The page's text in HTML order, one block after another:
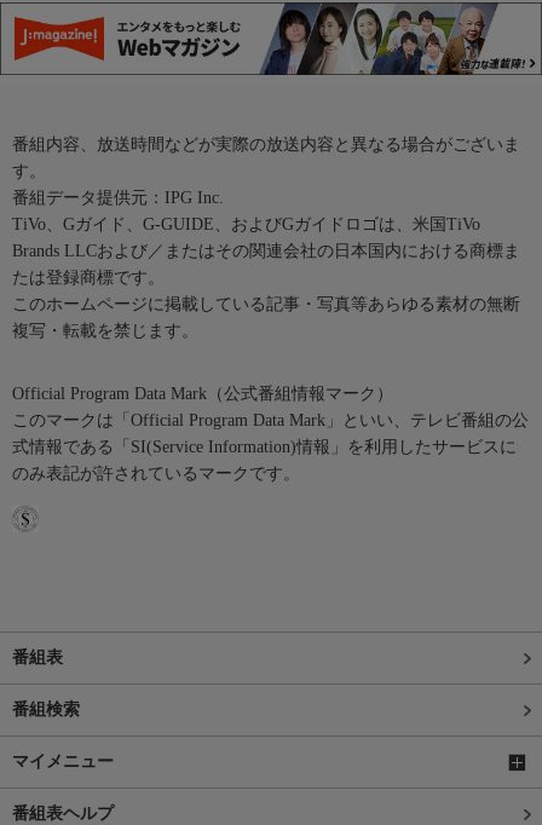
番組内容、放送時間などが実際の放送内容と異なる場合がございま
す。
番組データ提供元：IPG Inc.
TiVo、Gガイド、G-GUIDE、およびGガイドロゴは、米国TiVo
Brands LLCおよび／またはその関連会社の日本国内における商標ま
たは登録商標です。
このホームページに掲載している記事・写真等あらゆる素材の無断
複写・転載を禁じます。
Official Program Data Mark（公式番組情報マーク）
このマークは「Official Program Data Mark」といい、テレビ番組の公
式情報である「SI(Service Information)情報」を利用したサービスに
のみ表記が許されているマークです。
番組表
番組検索
マイメニュー
番組表ヘルプ